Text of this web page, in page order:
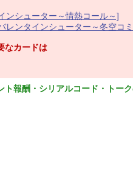
ンシューター～情熱コール～]
レンタインシューター～冬空コ
なカードは
報酬・シリアルコード・トーク